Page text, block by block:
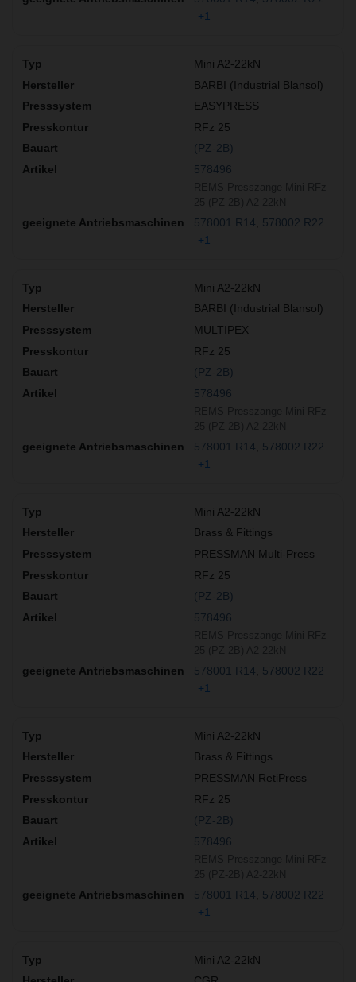
+1
Mini A2-22kN
BARBI (Industrial Blansol)
EASYPRESS
RFz 25
(PZ-2B)
578496
578001 R14
578002 R22
+1
Mini A2-22kN
BARBI (Industrial Blansol)
MULTIPEX
RFz 25
(PZ-2B)
578496
578001 R14
578002 R22
+1
Mini A2-22kN
Brass & Fittings
PRESSMAN Multi-Press
RFz 25
(PZ-2B)
578496
578001 R14
578002 R22
+1
Mini A2-22kN
Brass & Fittings
PRESSMAN RetiPress
RFz 25
(PZ-2B)
578496
578001 R14
578002 R22
+1
Mini A2-22kN